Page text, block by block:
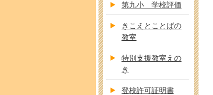
第九小 学校評価
きこえとことばの
教室
特別支援教室えの
き
登校許可証明書